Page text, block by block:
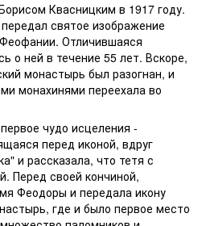
Квасницким в 1917 году.
святое изображение
Отличившаяся
о ней в течение 55 лет. Вскоре,
монастырь был разогнан, и
монахинями переехала во
чудо исцеления -
перед иконой, вдруг
и рассказала, что тетя с
Перед своей кончиной,
Феодоры и передала икону
где и было первое место